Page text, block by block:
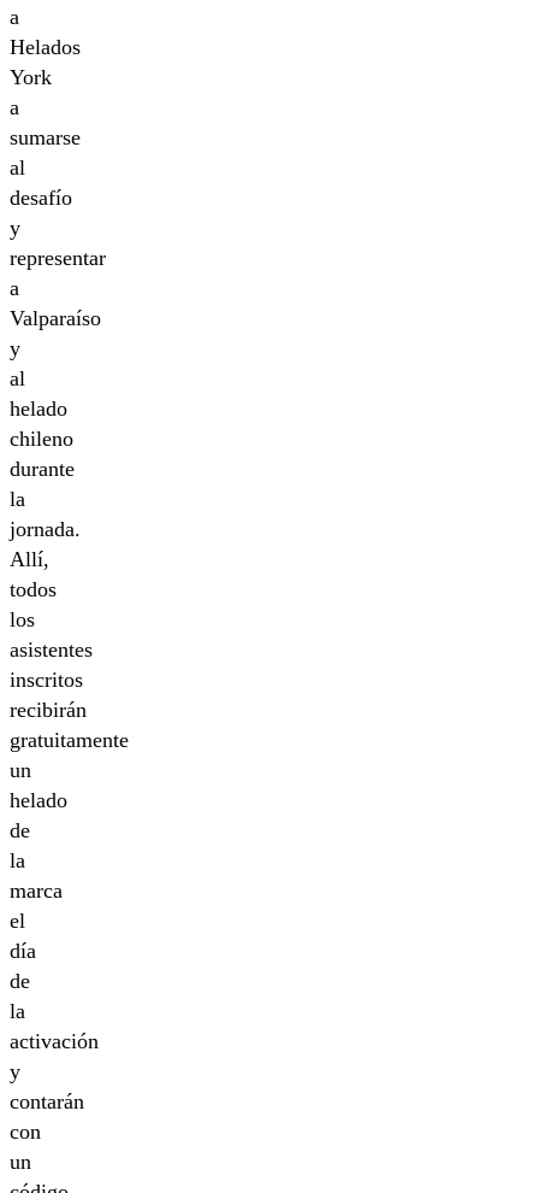
a
Helados
York
a
sumarse
al
desafío
y
representar
a
Valparaíso
y
al
helado
chileno
durante
la
jornada.
Allí,
todos
los
asistentes
inscritos
recibirán
gratuitamente
un
helado
de
la
marca
el
día
de
la
activación
y
contarán
con
un